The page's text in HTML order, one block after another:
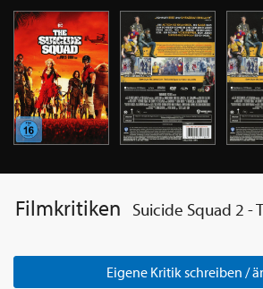
Filmkritiken Suicide Squad 2 -
Eigene Kritik schreiben /